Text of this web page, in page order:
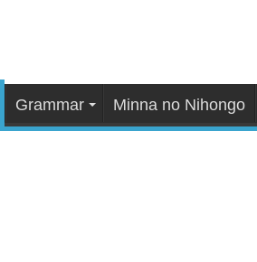
Grammar Minna no Nihongo